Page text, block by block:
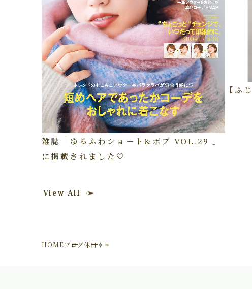
雑誌「ゆるふわショート&ボブ VOL.29 」
に掲載されました🤍
【ふ
View All
HOMEブログ休日＊＊